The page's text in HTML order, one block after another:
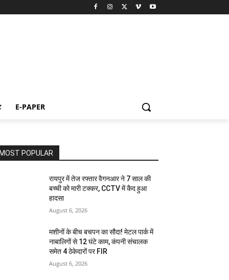
E-PAPER
MOST POPULAR
रायपुर में तेज रफ्तार वैगनआर ने 7 साल की
बच्ची को मारी टक्कर, CCTV में कैद हुआ
हादसा
August 6, 2026
मशीनों के बीच बचपन का सौदा! मेटल पार्क में
नाबालिगों से 12 घंटे काम, कंपनी संचालक
समेत 4 ठेकेदारों पर FIR
August 6, 2026